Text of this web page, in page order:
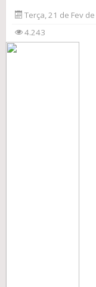
Terça, 21 de Fev
4.243